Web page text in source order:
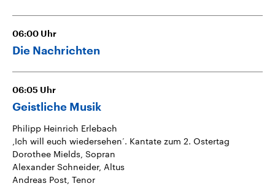
06:00 Uhr
Die Nachrichten
06:05 Uhr
Geistliche Musik
Philipp Heinrich Erlebach
‚Ich will euch wiedersehen‘. Kantate zum 2. Ostertag
Dorothee Mields, Sopran
Alexander Schneider, Altus
Andreas Post, Tenor